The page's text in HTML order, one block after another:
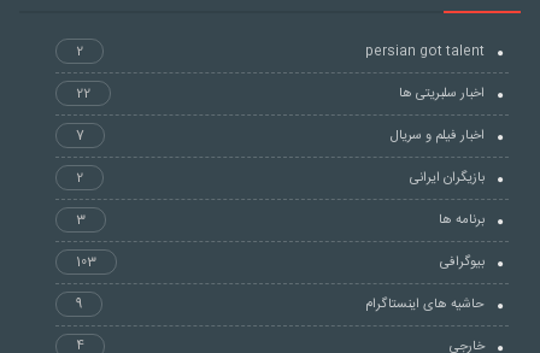
persian got talent
2
اخبار سلبریتی ها
22
اخبار فیلم و سریال
7
بازیگران ایرانی
2
برنامه ها
3
بیوگرافی
103
حاشیه های اینستاگرام
9
خارجی
4